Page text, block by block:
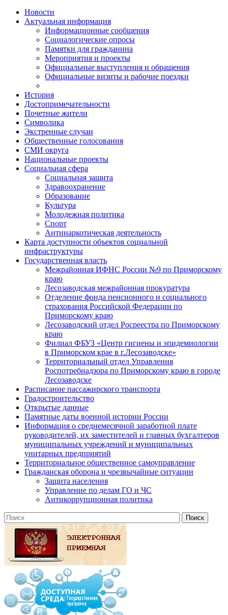
Новости
Актуальная информация
Информационные сообщения
Социалогические опросы
Памятки для гражданина
Мероприятия и проекты
Официальные выступления и обращения
Официальные визиты и рабочие поездки
История
Достопримечательности
Почетные жители
Символика
Экстренные случаи
Общественные голосования
СМИ округа
Национальные проекты
Социальная сфера
Социальная защита
Здравоохранение
Образование
Культура
Молодежная политика
Спорт
Антинаркотическая деятельность
Карта доступности объектов социальной
инфраструктуры
Государственная власть
Межрайонная ИФНС России №9 по Приморскому
краю
Лесозаводская межрайонная прокуратура
Отделение фонда пенсионного и социального
страхования Российской Федерации по
Приморскому краю
Лесозаводский отдел Росреестра по Приморскому
краю
Филиал ФБУЗ «Центр гигиены и эпидемиологии
в Приморском крае в г.Лесозаводске»
Территориальный отдел Управления
Роспотребнадзора по Приморскому краю в городе
Лесозаводске
Расписание пассажирского транспорта
Градостроительство
Открытые данные
Памятные даты военной истории России
Информация о среднемесячной заработной плате
руководителей, их заместителей и главных бухгалтеров
муниципальных учреждений и муниципальных
унитарных предприятий
Территориальное общественное самоуправление
Гражданская оборона и чрезвычайные ситуации
Защита населения
Управление по делам ГО и ЧС
Антикоррупционная политика